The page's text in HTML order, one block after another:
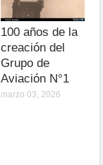
100 años de la
creación del
Grupo de
Aviación N°1
marzo 03, 2026